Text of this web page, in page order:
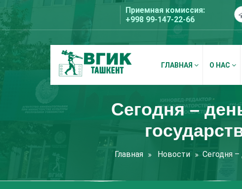
Перейти
к
содержимому
Приемная комиссия:
+998 99-147-22-66
ВГИК Ташкент
ГЛАВНАЯ О НАС
Сегодня –
Главная Новости Сегодня